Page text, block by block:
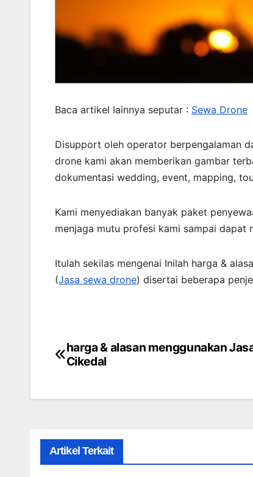
Baca artikel lainnya seputar : Sewa Drone
Disupport oleh operator berpengalaman
drone kami akan memberikan gambar
dokumentasi wedding, event, mapping,
Kami menyediakan banyak paket
menjaga mutu profesi kami sampai dapat
Itulah sekilas mengenai Inilah harga &
(Jasa sewa drone) disertai beberapa
Post
harga & alasan menggunakan
Cikedal
Artikel Terkait